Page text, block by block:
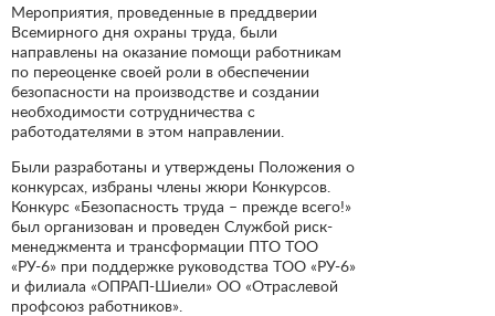
Мероприятия, проведенные в преддверии
Всемирного дня охраны труда, были
направлены на оказание помощи работникам
по переоценке своей роли в обеспечении
безопасности на производстве и создании
необходимости сотрудничества с
работодателями в этом направлении.
Были разработаны и утверждены Положения о
конкурсах, избраны члены жюри Конкурсов.
Конкурс «Безопасность труда – прежде всего!»
был организован и проведен Службой риск-
менеджмента и трансформации ПТО ТОО
«РУ-6» при поддержке руководства ТОО «РУ-6»
и филиала «ОПРАП-Шиели» ОО «Отраслевой
профсоюз работников».